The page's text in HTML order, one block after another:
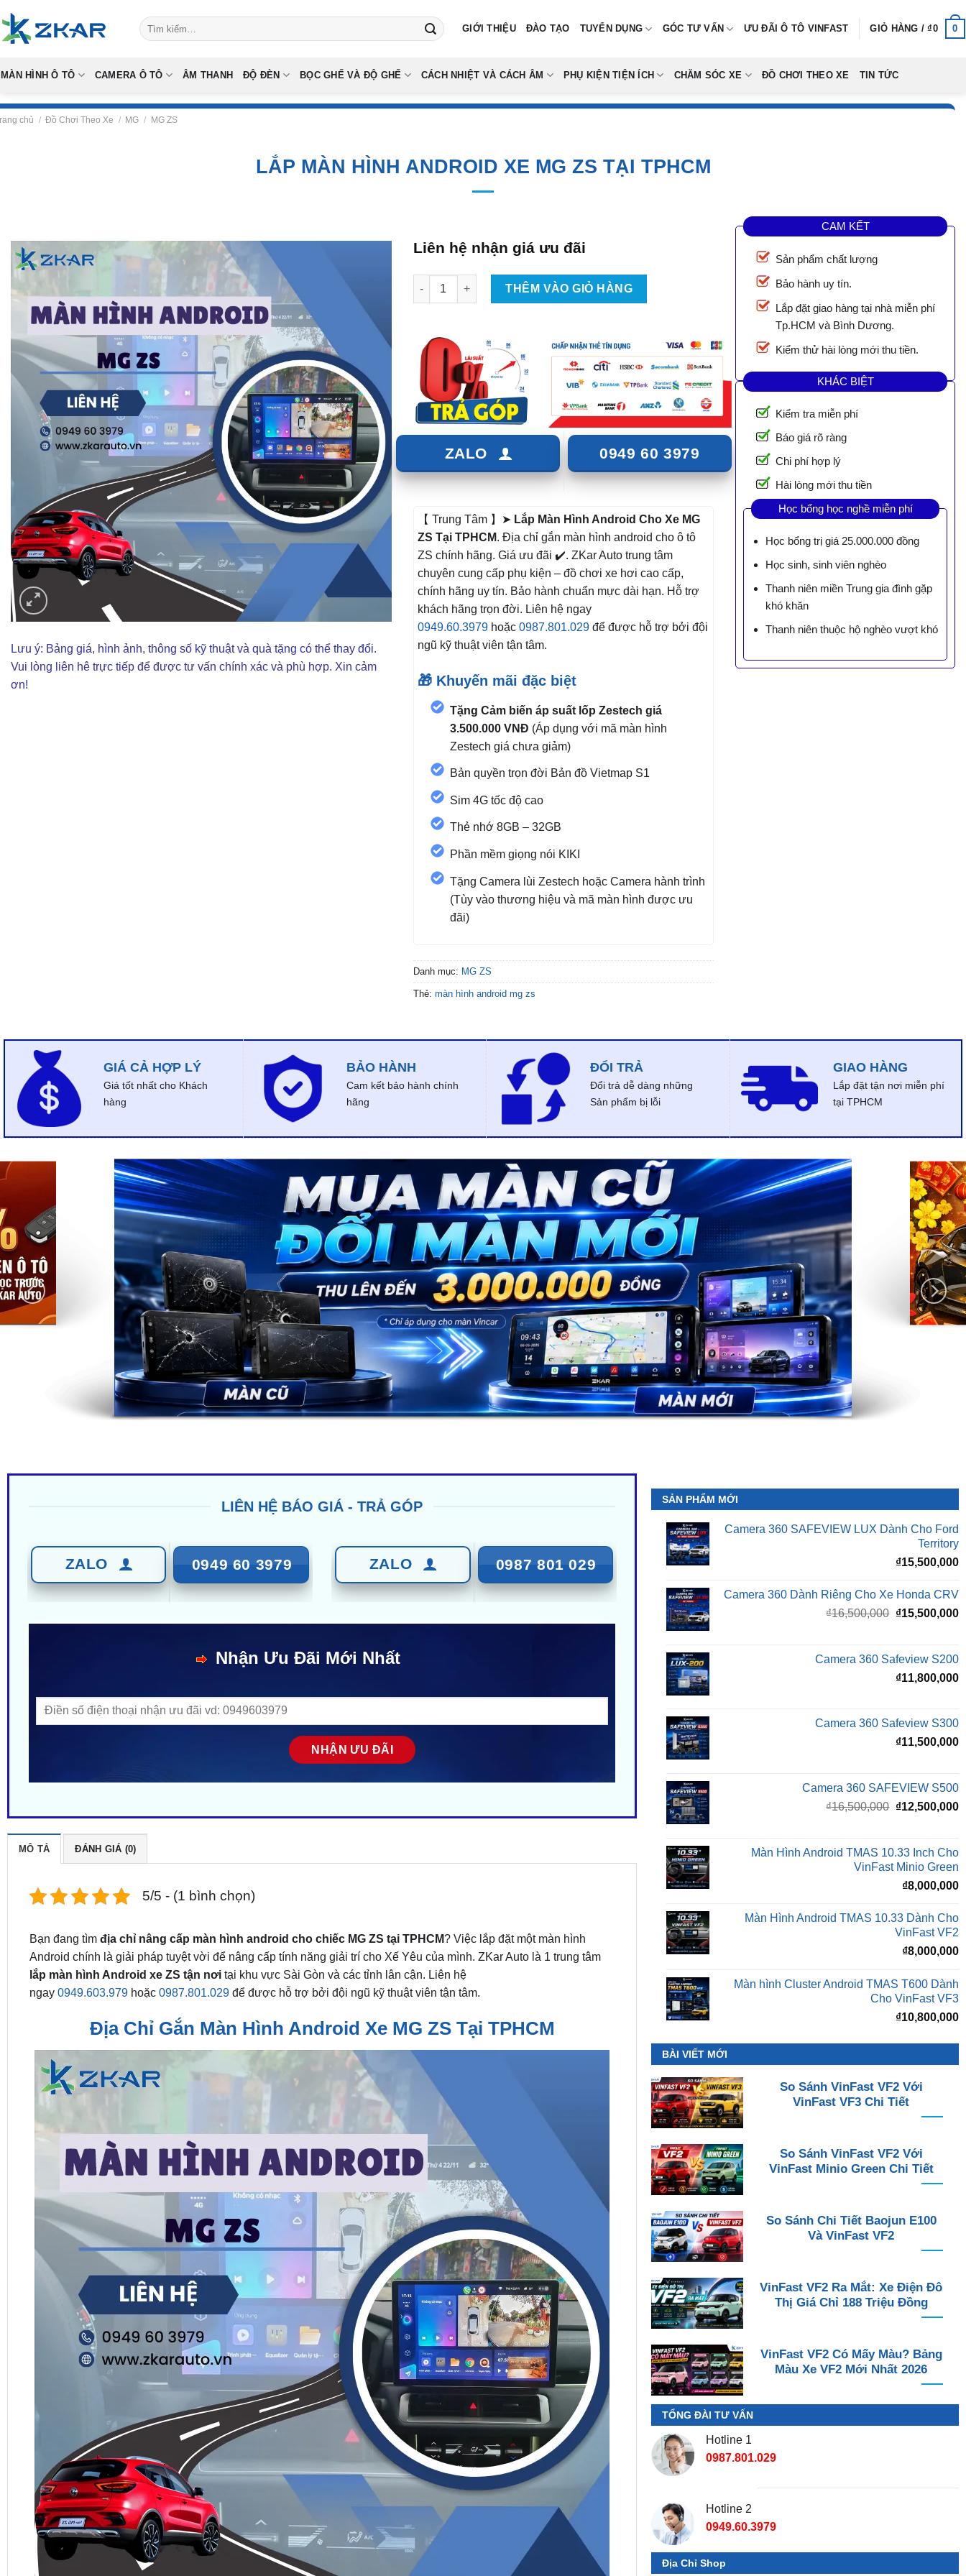
to
content
Tìm
kiếm:
GIỚI THIỆU ĐÀO TẠO TUYỂN DỤNG GÓC TƯ VẤN ƯU ĐÃI Ô TÔ VINFAST GIỎ HÀNG /₫0 0
MÀN HÌNH Ô TÔ CAMERA Ô TÔ ÂM THANH ĐỘ ĐÈN BỌC GHẾ VÀ ĐỘ GHẾ CÁCH NHIỆT VÀ CÁCH ÂM PHỤ KIỆN TIỆN ÍCH CHĂM SÓC XE ĐỒ CHƠI THEO XE TIN TỨC
chủ / Đồ Chơi Theo Xe / MG / MG ZS
LẮP MÀN HÌNH ANDROID XE MG ZS TẠI TPHCM
Lưu ý: Bảng giá, hình ảnh, thông số kỹ thuật và quà tặng có thể thay đổi.
Vui lòng liên hê trực tiếp để được tư vấn chính xác và phù hợp. Xin cảm
ơn!
Liên hệ nhận giá ưu đãi
Lắp Màn Hình Android Xe MG ZS Tại TPHCM số lượng
THÊM VÀO GIỎ HÀNG
ZALO 0949 60 3979
【 Trung Tâm 】➤ Lắp Màn Hình Android Cho Xe MG
ZS Tại TPHCM. Địa chỉ gắn màn hình android cho ô tô
ZS chính hãng. Giá ưu đãi ✔️. ZKar Auto trung tâm
chuyên cung cấp phụ kiện – đồ chơi xe hơi cao cấp,
chính hãng uy tín. Bảo hành chuẩn mực dài hạn. Hỗ trợ
khách hãng trọn đời. Liên hệ ngay
0949.60.3979 hoặc 0987.801.029 để được hỗ trợ bởi đội
ngũ kỹ thuật viên tận tâm.
🎁 Khuyến mãi đặc biệt
Tặng Cảm biến áp suất lốp Zestech giá
3.500.000 VNĐ (Áp dụng với mã màn hình
Zestech giá chưa giảm)
Bản quyền trọn đời Bản đồ Vietmap S1
Sim 4G tốc độ cao
Thẻ nhớ 8GB – 32GB
Phần mềm giọng nói KIKI
Tặng Camera lùi Zestech hoặc Camera hành trình
(Tùy vào thương hiệu và mã màn hình được ưu
đãi)
Danh mục: MG ZS
Thẻ: màn hình android mg zs
CAM KẾT
Sản phẩm chất lượng
Bảo hành uy tín.
Lắp đặt giao hàng tại nhà miễn phí
Tp.HCM và Bình Dương.
Kiểm thử hài lòng mới thu tiền.
KHÁC BIỆT
Kiểm tra miễn phí
Báo giá rõ ràng
Chi phí hợp lý
Hài lòng mới thu tiền
Học bổng học nghề miễn phí
Học bổng trị giá 25.000.000 đồng
Học sinh, sinh viên nghèo
Thanh niên miền Trung gia đình gặp
khó khăn
Thanh niên thuộc hộ nghèo vượt khó
GIÁ CẢ HỢP LÝ
Giá tốt nhất cho Khách
hàng
BẢO HÀNH
Cam kết bảo hành chính
hãng
ĐỔI TRẢ
Đổi trả dễ dàng những
Sản phẩm bị lỗi
GIAO HÀNG
Lắp đặt tận nơi miễn phí
tại TPHCM
LIÊN HỆ BÁO GIÁ - TRẢ GÓP
ZALO 0949 60 3979 ZALO 0987 801 029
Nhận Ưu Đãi Mới Nhất
MÔ TẢ ĐÁNH GIÁ (0)
5/5 - (1 bình chọn)
Bạn đang tìm địa chỉ nâng cấp màn hình android cho chiếc MG ZS tại TPHCM? Việc lắp đặt một màn hình
Android chính là giải pháp tuyệt vời để nâng cấp tính năng giải trí cho Xế Yêu của mình. ZKar Auto là 1 trung tâm
lắp màn hình Android xe ZS tận nơitại khu vực Sài Gòn và các tỉnh lân cận. Liên hệ
ngay 0949.603.979hoặc 0987.801.029để được hỗ trợ bởi đội ngũ kỹ thuật viên tận tâm.
Địa Chỉ Gắn Màn Hình Android Xe MG ZS Tại TPHCM
SẢN PHẨM MỚI
Camera 360 SAFEVIEW LUX Dành Cho Ford
Territory
₫15,500,000
Camera 360 Dành Riêng Cho Xe Honda CRV
₫16,500,000 Giá
₫16,500,000.
₫15,500,000
Camera 360 Safeview S200
₫11,800,000
Camera 360 Safeview S300
₫11,500,000
Camera 360 SAFEVIEW S500
₫16,500,000 Giá
₫16,500,000.
₫12,500,000
Màn Hình Android TMAS 10.33 Inch Cho
VinFast Minio Green
₫8,000,000
Màn Hình Android TMAS 10.33 Dành Cho
VinFast VF2
₫8,000,000
Màn hình Cluster Android TMAS T600 Dành
Cho VinFast VF3
₫10,800,000
BÀI VIẾT MỚI
So Sánh VinFast VF2 Với
VinFast VF3 Chi Tiết
So Sánh VinFast VF2 Với
VinFast Minio Green Chi Tiết
So Sánh Chi Tiết Baojun E100
Và VinFast VF2
VinFast VF2 Ra Mắt: Xe Điện Đô
Thị Giá Chỉ 188 Triệu Đồng
VinFast VF2 Có Mấy Màu? Bảng
Màu Xe VF2 Mới Nhất 2026
TỔNG ĐÀI TƯ VẤN
Hotline 1
0987.801.029
Hotline 2
0949.60.3979
Địa Chỉ Shop